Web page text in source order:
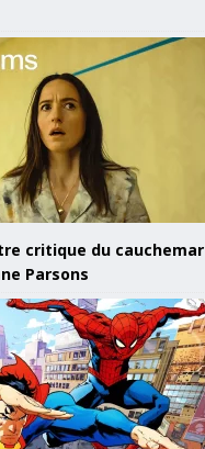
critique du cauchemar
Parsons